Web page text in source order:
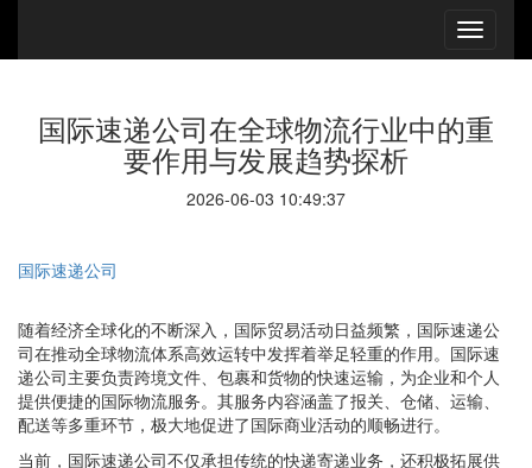
国际速递公司在全球物流行业中的重
要作用与发展趋势探析
2026-06-03 10:49:37
国际速递公司
随着经济全球化的不断深入，国际贸易活动日益频繁，国际速递公
司在推动全球物流体系高效运转中发挥着举足轻重的作用。国际速
递公司主要负责跨境文件、包裹和货物的快速运输，为企业和个人
提供便捷的国际物流服务。其服务内容涵盖了报关、仓储、运输、
配送等多重环节，极大地促进了国际商业活动的顺畅进行。
当前，国际速递公司不仅承担传统的快递寄递业务，还积极拓展供